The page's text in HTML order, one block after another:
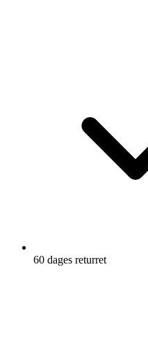
60 dages returret